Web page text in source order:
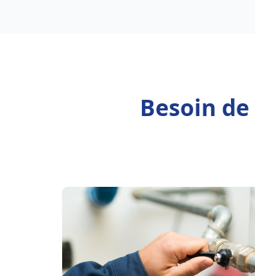
Besoin